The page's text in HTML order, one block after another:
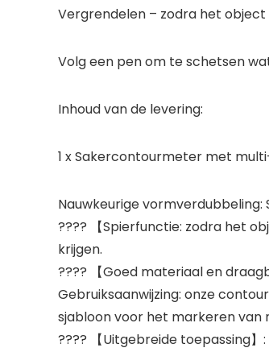
Vergrendelen – zodra het
Volg een pen om te schetsen
Inhoud van de levering:
1 x Sakercontourmeter met
Nauwkeurige
???? 【Spierfunctie: zodra het
krijgen.
???? 【Goed materiaal en
Gebruiksaanwijzing: onze
sjabloon voor het markeren van
???? 【Uitgebreide toepassing